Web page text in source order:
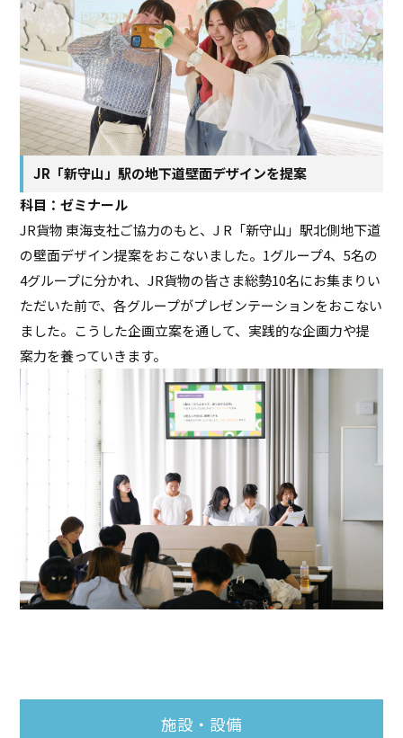
JR「新守山」駅の地下道壁面デザインを提案
科目：ゼミナール
JR貨物 東海支社ご協力のもと、J R「新守山」駅北側地下道
の壁面デザイン提案をおこないました。1グループ4、5名の
4グループに分かれ、JR貨物の皆さま総勢10名にお集まりい
ただいた前で、各グループがプレゼンテーションをおこない
ました。こうした企画立案を通して、実践的な企画力や提
案力を養っていきます。
施設・設備